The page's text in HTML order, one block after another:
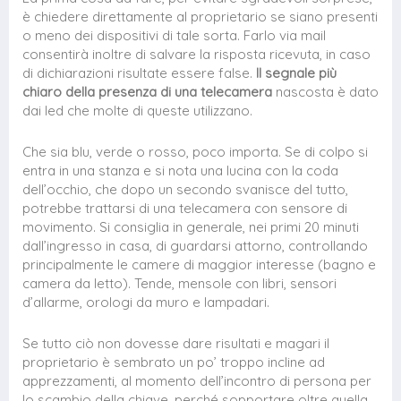
è chiedere direttamente al proprietario se siano presenti
o meno dei dispositivi di tale sorta. Farlo via mail
consentirà inoltre di salvare la risposta ricevuta, in caso
di dichiarazioni risultate essere false. Il segnale più
chiaro della presenza di una telecamera nascosta è dato
dai led che molte di queste utilizzano.
Che sia blu, verde o rosso, poco importa. Se di colpo si
entra in una stanza e si nota una lucina con la coda
dell’occhio, che dopo un secondo svanisce del tutto,
potrebbe trattarsi di una telecamera con sensore di
movimento. Si consiglia in generale, nei primi 20 minuti
dall’ingresso in casa, di guardarsi attorno, controllando
principalmente le camere di maggior interesse (bagno e
camera da letto). Tende, mensole con libri, sensori
d’allarme, orologi da muro e lampadari.
Se tutto ciò non dovesse dare risultati e magari il
proprietario è sembrato un po’ troppo incline ad
apprezzamenti, al momento dell’incontro di persona per